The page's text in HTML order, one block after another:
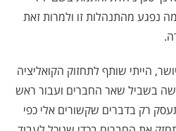
נפגע מהתנהלות זו ולמרות זאת
הייתי שותף לתחזוק הקואליציה
בשביל שאר החברים ועבור ראש
רק בדברים שקשורים אלי כפי